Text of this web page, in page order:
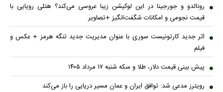
رونالدو و جورجینا در این لوکیشن زیبا عروسی می‌کند؟ هتلی رویایی با
قیمت نجومی و امکانات شگفت‌انگیز +تصاویر
اثر جدید کارتونیست سوری با عنوان مدیریت جدید تنگه هرمز + عکس و
فیلم
پیش بینی قیمت دلار، طلا و سکه شنبه ۱۷ مرداد ۱۴۰۵
رویترز مدعی شد: توافق ایران و عمان مسیر دریایی را باز می‌کند